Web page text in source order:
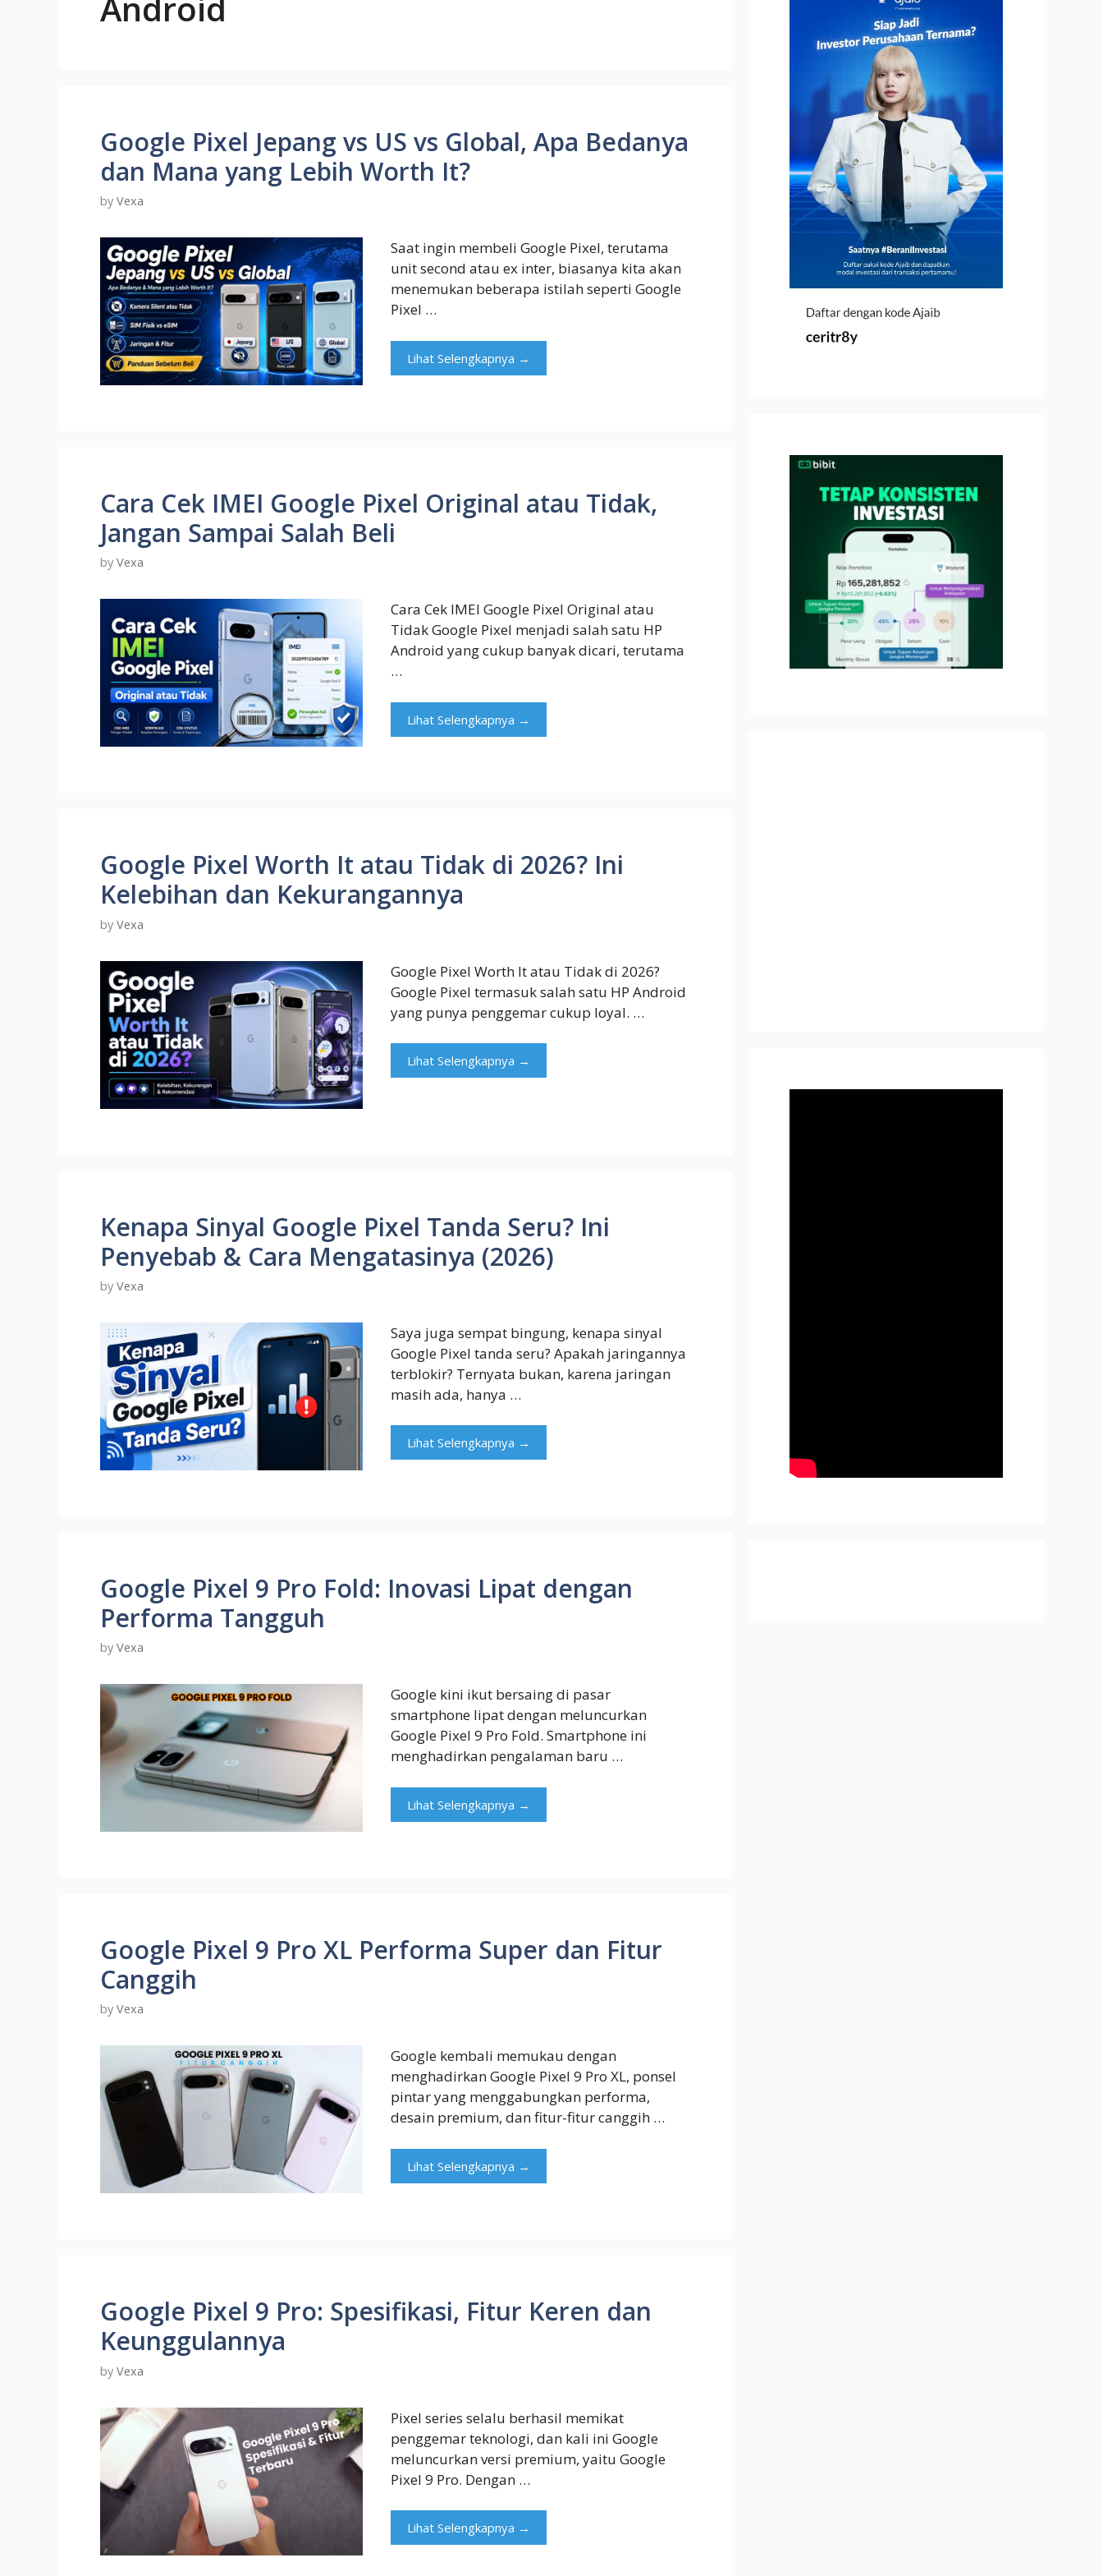
Google Pixel Jepang vs US vs Global, Apa Bedanya
dan Mana yang Lebih Worth It?
by Vexa
Saat ingin membeli Google Pixel, terutama
unit second atau ex inter, biasanya kita akan
menemukan beberapa istilah seperti Google
Pixel …
Lihat Selengkapnya →
Cara Cek IMEI Google Pixel Original atau Tidak,
Jangan Sampai Salah Beli
by Vexa
Cara Cek IMEI Google Pixel Original atau
Tidak Google Pixel menjadi salah satu HP
Android yang cukup banyak dicari, terutama
…
Lihat Selengkapnya →
Google Pixel Worth It atau Tidak di 2026? Ini
Kelebihan dan Kekurangannya
by Vexa
Google Pixel Worth It atau Tidak di 2026?
Google Pixel termasuk salah satu HP Android
yang punya penggemar cukup loyal. …
Lihat Selengkapnya →
Kenapa Sinyal Google Pixel Tanda Seru? Ini
Penyebab & Cara Mengatasinya (2026)
by Vexa
Saya juga sempat bingung, kenapa sinyal
Google Pixel tanda seru? Apakah jaringannya
terblokir? Ternyata bukan, karena jaringan
masih ada, hanya …
Lihat Selengkapnya →
Google Pixel 9 Pro Fold: Inovasi Lipat dengan
Performa Tangguh
by Vexa
Google kini ikut bersaing di pasar
smartphone lipat dengan meluncurkan
Google Pixel 9 Pro Fold. Smartphone ini
menghadirkan pengalaman baru …
Lihat Selengkapnya →
Google Pixel 9 Pro XL Performa Super dan Fitur
Canggih
by Vexa
Google kembali memukau dengan
menghadirkan Google Pixel 9 Pro XL, ponsel
pintar yang menggabungkan performa,
desain premium, dan fitur-fitur canggih …
Lihat Selengkapnya →
Google Pixel 9 Pro: Spesifikasi, Fitur Keren dan
Keunggulannya
by Vexa
Pixel series selalu berhasil memikat
penggemar teknologi, dan kali ini Google
meluncurkan versi premium, yaitu Google
Pixel 9 Pro. Dengan …
Lihat Selengkapnya →